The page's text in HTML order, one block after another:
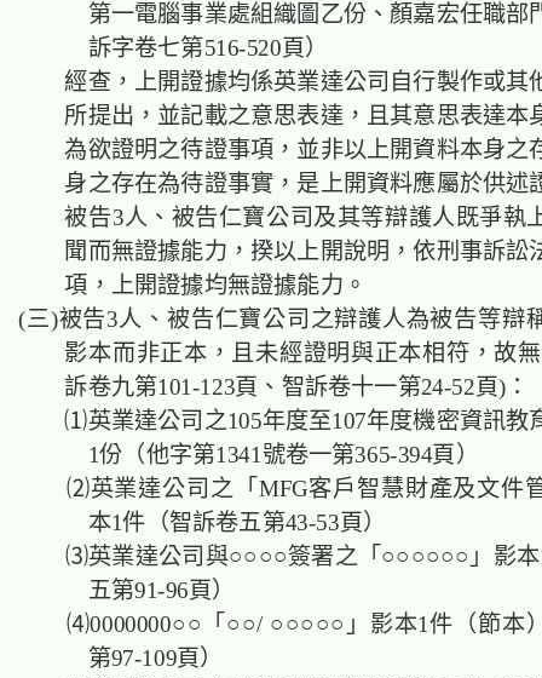
第一電腦事業處組織圖乙份、顏嘉宏任職部
訴字卷七第516-520頁）
經查，上開證據均係英業達公司自行製作或其
所提出，並記載之意思表達，且其意思表達本
為欲證明之待證事項，並非以上開資料本身之
身之存在為待證事實，是上開資料應屬於供述
被告3人、被告仁寶公司及其等辯護人既爭執
聞而無證據能力，揆以上開說明，依刑事訴訟
項，上開證據均無證據能力。
(三)被告3人、被告仁寶公司之辯護人為被告等辯
影本而非正本，且未經證明與正本相符，故
訴卷九第101-123頁、智訴卷十一第24-52頁)：
⑴英業達公司之105年度至107年度機密資訊教
1份（他字第1341號卷一第365-394頁）
⑵英業達公司之「MFG客戶智慧財產及文件
本1件（智訴卷五第43-53頁）
⑶英業達公司與○○○○簽署之「○○○○○○」影本
五第91-96頁）
⑷0000000○○「○○/ ○○○○○」影本1件（節本
第97-109頁）